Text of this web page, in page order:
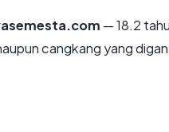
— 18.2
cangkang yang